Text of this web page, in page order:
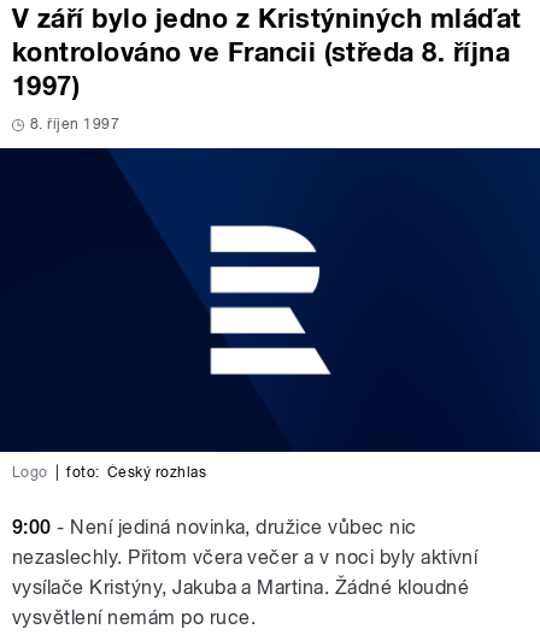
V září bylo jedno z Kristýniných mláďat
kontrolováno ve Francii (středa 8. října
1997)
8. říjen 1997
Logo foto: Český rozhlas
9:00 - Není jediná novinka, družice vůbec nic
nezaslechly. Přitom včera večer a v noci byly aktivní
vysílače Kristýny, Jakuba a Martina. Žádné kloudné
vysvětlení nemám po ruce.